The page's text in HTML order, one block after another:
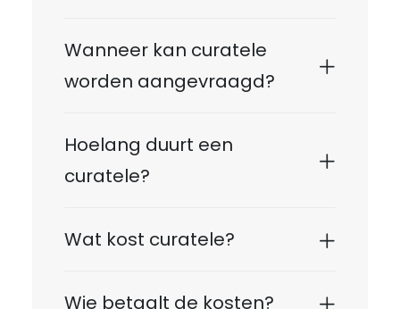
Wanneer kan curatele
worden aangevraagd?
Hoelang duurt een
curatele?
Wat kost curatele?
Wie betaalt de kosten?